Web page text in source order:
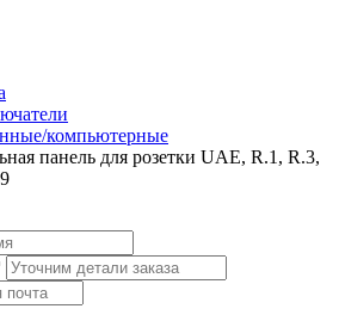
компьютерные
панель для розетки UAE, R.1, R.3,